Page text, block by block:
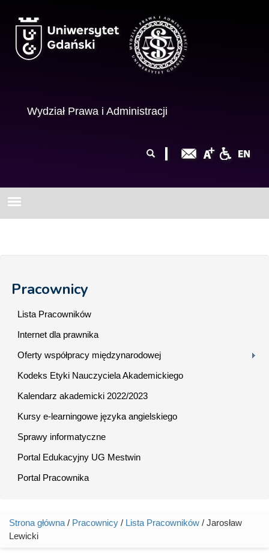
Wydział Prawa i Administracji
wyszukiwania
Pracownicy
Lista Pracowników
Internet dla prawnika
Oferty współpracy międzynarodowej
Kodeks Etyki Nauczyciela Akademickiego
Kalendarz akademicki 2022/2023
Kursy e-learningowe języka angielskiego
Sprawy informatyczne
Portal Edukacyjny UG Mestwin
Portal Pracownika
Jesteś tutaj
Strona główna / Pracownicy / Lista Pracowników / Jarosław
Lewicki